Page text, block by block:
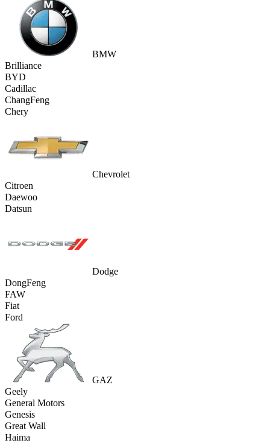
BMW
Brilliance
BYD
Cadillac
ChangFeng
Chery
Chevrolet
Citroen
Daewoo
Datsun
Dodge
DongFeng
FAW
Fiat
Ford
GAZ
Geely
General Motors
Genesis
Great Wall
Haima